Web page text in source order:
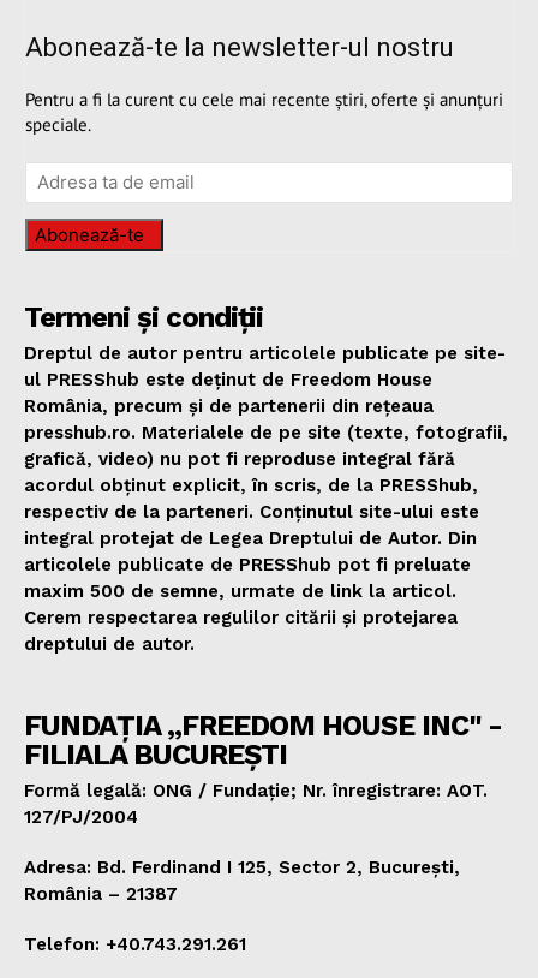
Abonează-te la newsletter-ul nostru
Pentru a fi la curent cu cele mai recente știri, oferte și anunțuri
speciale.
Abonează-te
Termeni și condiții
Dreptul de autor pentru articolele publicate pe site-
ul PRESShub este deținut de Freedom House
România, precum și de partenerii din rețeaua
presshub.ro. Materialele de pe site (texte, fotografii,
grafică, video) nu pot fi reproduse integral fără
acordul obținut explicit, în scris, de la PRESShub,
respectiv de la parteneri. Conținutul site-ului este
integral protejat de Legea Dreptului de Autor. Din
articolele publicate de PRESShub pot fi preluate
maxim 500 de semne, urmate de link la articol.
Cerem respectarea regulilor citării și protejarea
dreptului de autor.
FUNDAȚIA „FREEDOM HOUSE INC" -
FILIALA BUCUREȘTI
Formă legală: ONG / Fundație; Nr. înregistrare: AOT.
127/PJ/2004
Adresa: Bd. Ferdinand I 125, Sector 2, București,
România – 21387
Telefon: +40.743.291.261